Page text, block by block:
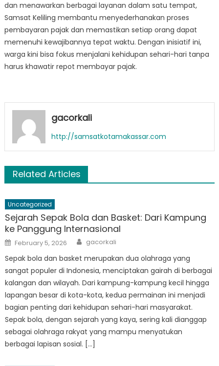
dan menawarkan berbagai layanan dalam satu tempat,
Samsat Keliling membantu menyederhanakan proses
pembayaran pajak dan memastikan setiap orang dapat
memenuhi kewajibannya tepat waktu. Dengan inisiatif ini,
warga kini bisa fokus menjalani kehidupan sehari-hari tanpa
harus khawatir repot membayar pajak.
gacorkali
http://samsatkotamakassar.com
Related Articles
Uncategorized
Sejarah Sepak Bola dan Basket: Dari Kampung
ke Panggung Internasional
Posted
on
February 5, 2026 Author
gacorkali
Sepak bola dan basket merupakan dua olahraga yang
sangat populer di Indonesia, menciptakan gairah di berbagai
kalangan dan wilayah. Dari kampung-kampung kecil hingga
lapangan besar di kota-kota, kedua permainan ini menjadi
bagian penting dari kehidupan sehari-hari masyarakat.
Sepak bola, dengan sejarah yang kaya, sering kali dianggap
sebagai olahraga rakyat yang mampu menyatukan
berbagai lapisan sosial. […]